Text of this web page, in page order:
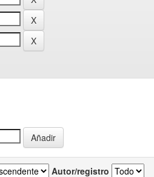
Autor/registro